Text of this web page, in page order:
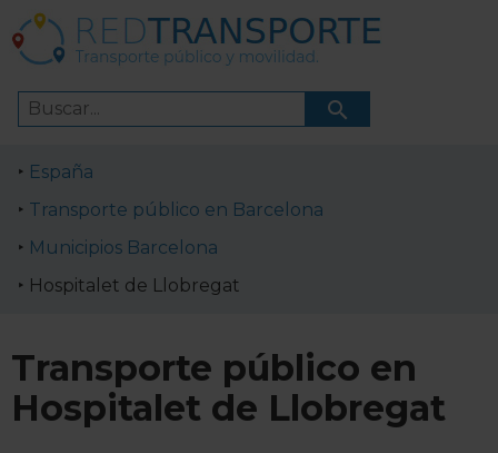
España
Transporte público en Barcelona
Municipios Barcelona
Hospitalet de Llobregat
Transporte público en
Hospitalet de Llobregat